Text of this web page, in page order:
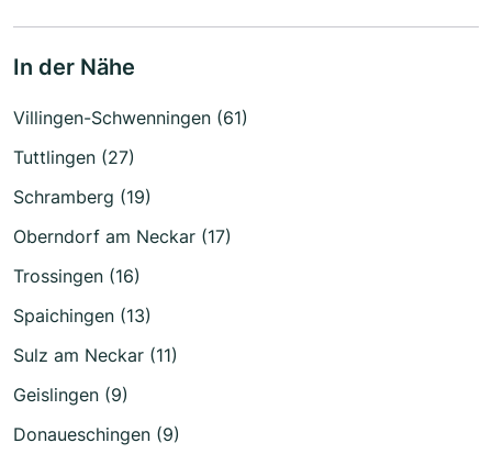
In der Nähe
Villingen-Schwenningen (61)
Tuttlingen (27)
Schramberg (19)
Oberndorf am Neckar (17)
Trossingen (16)
Spaichingen (13)
Sulz am Neckar (11)
Geislingen (9)
Donaueschingen (9)